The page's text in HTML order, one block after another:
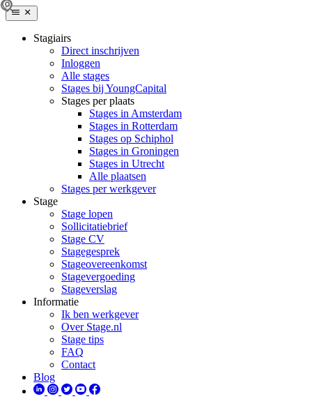
Stagiairs
Direct inschrijven
Inloggen
Alle stages
Stages bij YoungCapital
Stages per plaats
Stages in Amsterdam
Stages in Rotterdam
Stages op Schiphol
Stages in Groningen
Stages in Utrecht
Alle plaatsen
Stages per werkgever
Stage
Stage lopen
Sollicitatiebrief
Stage CV
Stagegesprek
Stageovereenkomst
Stagevergoeding
Stageverslag
Informatie
Ik ben werkgever
Over Stage.nl
Stage tips
FAQ
Contact
Blog